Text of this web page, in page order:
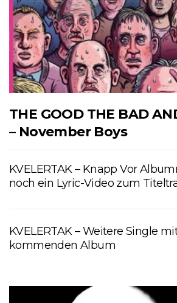
THE GOOD THE BAD
– November Boys
KVELERTAK – Knapp Vor
noch ein Lyric-Video zum
KVELERTAK – Weitere Single
kommenden Album